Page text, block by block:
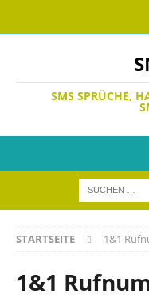
SMS SPRÜCHE,
STARTSEITE 1&1
1&1